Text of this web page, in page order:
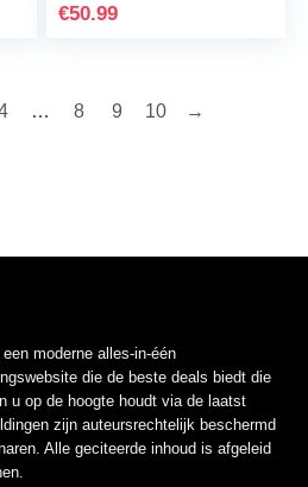
€50.99
… 8 9 10 →
moderne alles-in-één
die de beste deals biedt die
u op de hoogte houdt via de laatst
zijn auteursrechtelijk beschermd
Alle geciteerde inhoud is afgeleid